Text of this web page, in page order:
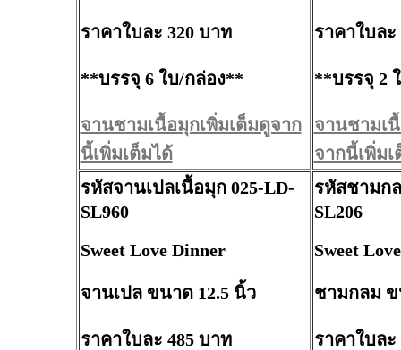
ราคาใบละ 320 บาท
**บรรจุ 6 ใบ/กล่อง**
จานชามเนื้อมุกเพิ่มเต็มดูจาก
นี้เพิ่มเต็มได้
ราคาใบละ
**บรรจุ 2
จานชามเ
จากนี้เพิ่มเ
รหัสจานเปลเนื้อมุก 025-LD-
SL960
Sweet Love Dinner
จานเปล ขนาด 12.5 นิ้ว
ราคาใบละ 485 บาท
รหัสชามก
SL206
Sweet
ชามกลม
ราคาใบละ